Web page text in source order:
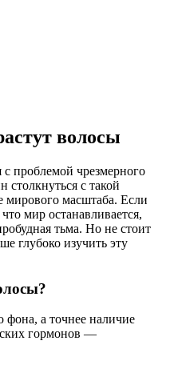
волосы
проблемой чрезмерного
с такой
мирового масштаба. Если
мир останавливается,
тьма. Но не стоит
глубоко изучить эту
а точнее наличие
гормонов —